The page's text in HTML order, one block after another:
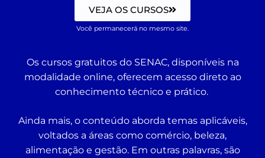
VEJA OS CURSOS
Você permanecerá no mesmo site.
Os cursos gratuitos do SENAC, disponíveis na
modalidade online, oferecem acesso direto ao
conhecimento técnico e prático.
Ainda mais, o conteúdo aborda temas aplicáveis,
voltados a áreas como comércio, beleza,
alimentação e gestão. Em outras palavras, são